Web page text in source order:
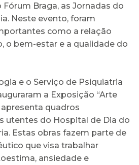
Fórum Braga, as Jornadas do
Neste evento, foram
como a relação
o bem-estar e a qualidade do
e o Serviço de Psiquiatria
a Exposição “Arte
quadros
utentes do Hospital de Dia do
Estas obras fazem parte de
que visa trabalhar
ansiedade e